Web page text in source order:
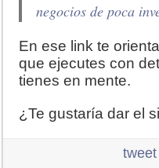
negocios de poca
En ese link te
que ejecutes con
tienes en mente.
¿Te gustaría dar el
tweet